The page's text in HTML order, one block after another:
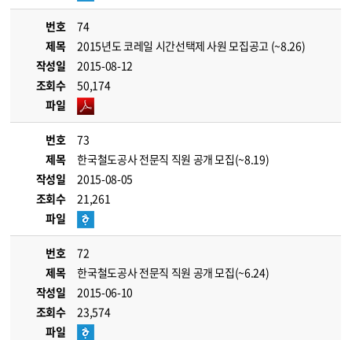
번호
74
제목
2015년도 코레일 시간선택제 사원 모집공고 (~8.26)
작성일
2015-08-12
조회수
50,174
파일
번호
73
제목
한국철도공사 전문직 직원 공개 모집(~8.19)
작성일
2015-08-05
조회수
21,261
파일
번호
72
제목
한국철도공사 전문직 직원 공개 모집(~6.24)
작성일
2015-06-10
조회수
23,574
파일